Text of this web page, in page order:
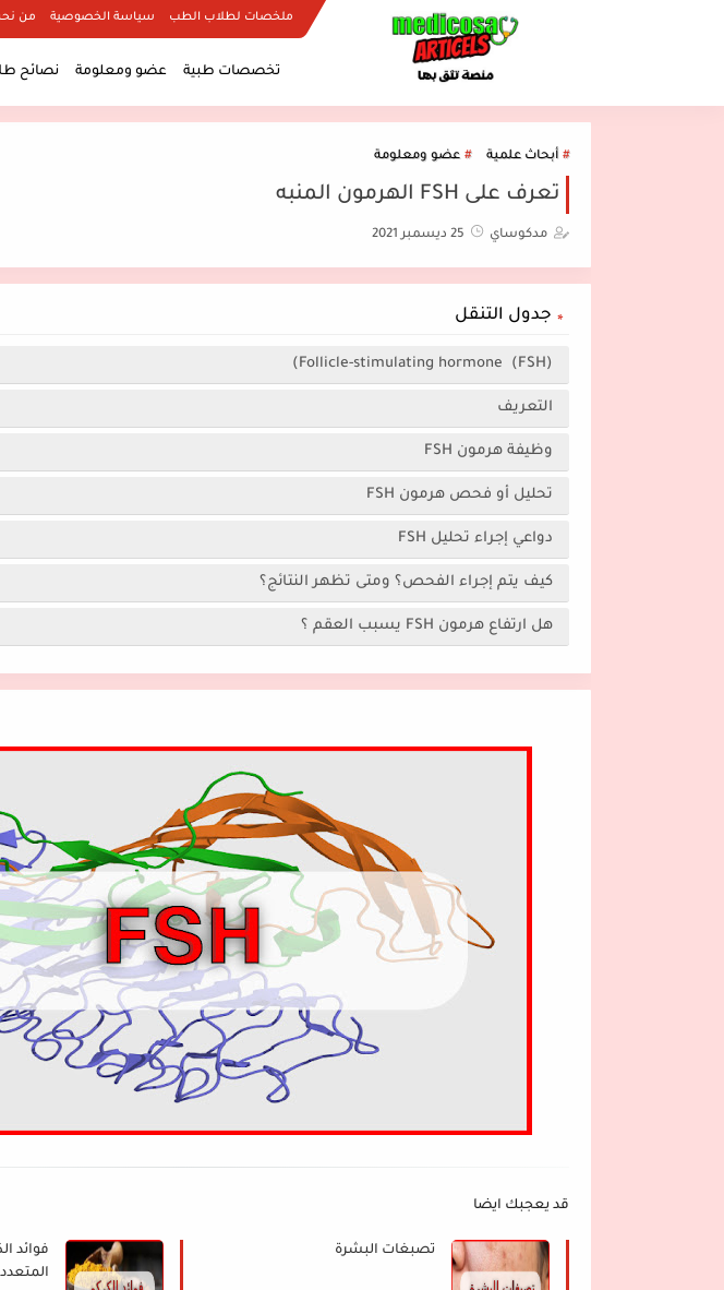
ملخصات لطلاب الطب سياسة الخصوصية من
تخصصات طبية عضو ومعلومة نصائح
أبحاث علمية عضو ومعلومة
تعرف على FSH الهرمون المنبه
مدكوساي 25 ديسمبر 2021
جدول التنقل
(FSH) Follicle-stimulating hormone)
التعريف
وظيفة هرمون FSH
تحليل أو فحص هرمون FSH
دواعي إجراء تحليل FSH
كيف يتم إجراء الفحص؟ ومتى تظهر النتائج؟
هل ارتفاع هرمون FSH يسبب العقم ؟
قد يعجبك ايضا
تصبغات البشرة
فوائد